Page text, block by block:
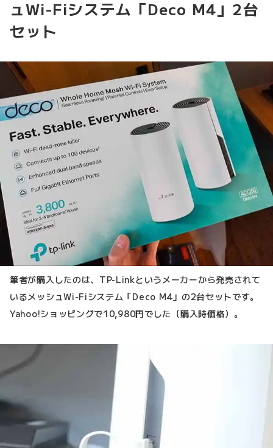
ュWi-Fiシステム「Deco M4」2台
セット
筆者が購入したのは、TP-Linkというメーカーから発売されて
いるメッシュWi-Fiシステム「Deco M4」の2台セットです。
Yahoo!ショッピングで10,980円でした（購入時価格）。